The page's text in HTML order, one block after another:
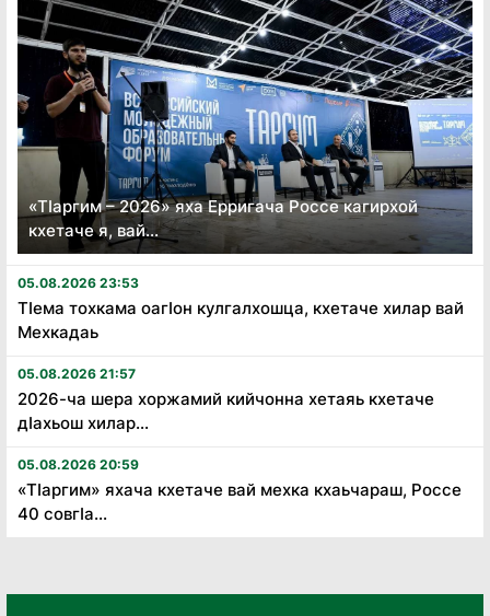
«Тӏаргим – 2026» яха Ерригача Россе кагирхой
кхетаче я, вай...
05.08.2026 23:53
Тӏема тохкама оагӏон кулгалхошца, кхетаче хилар вай
Мехкадаь
05.08.2026 21:57
2026-ча шера хоржамий кийчонна хетаяь кхетаче
дӏахьош хилар...
05.08.2026 20:59
«Тӏаргим» яхача кхетаче вай мехка кхаьчараш, Россе
40 совгӏа...